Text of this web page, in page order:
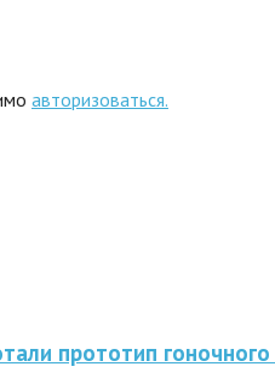
авторизоваться.
прототип